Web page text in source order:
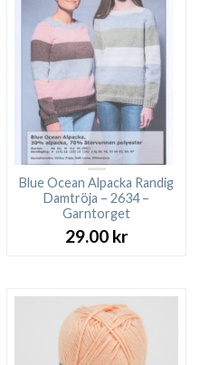
Blue Ocean Alpacka Randig
Damtröja – 2634 –
Garntorget
29.00 kr